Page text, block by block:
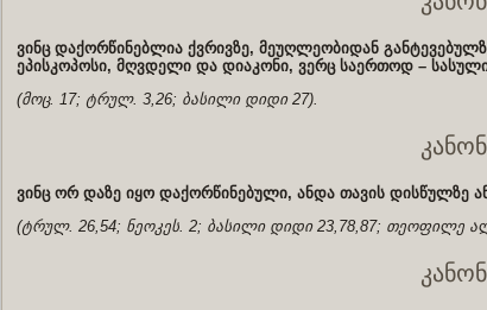
ვინც დაქორწინებლია ქვრივზე, მეუღლეობიდან
ეპისკოპოსი, მღვდელი და დიაკონი, ვერც საერთოდ –
(მოც. 17; ტრულ. 3,26; ბასილი დიდი 27).
ვინც ორ დაზე იყო დაქორწინებული, ანდა თავის დისწულზე
(ტრულ. 26,54; ნეოკეს. 2; ბასილი დიდი 23,78,87; თეოფილე